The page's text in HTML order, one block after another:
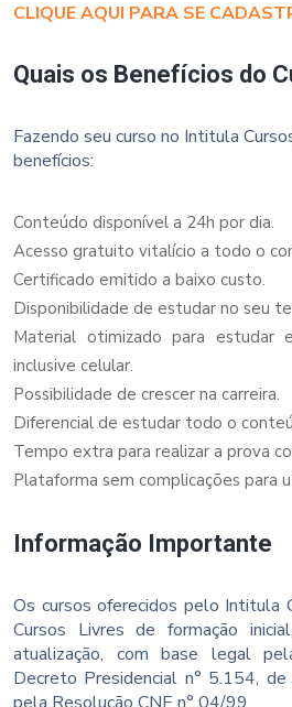
CLIQUE AQUI PARA SE
Quais os Benefícios do
Fazendo seu curso no Intitula
benefícios:
Conteúdo disponível a 24h por dia.
Acesso gratuito vitalício a todo o
Certificado emitido a baixo custo.
Disponibilidade de estudar no seu
Material otimizado para estudar
inclusive celular.
Possibilidade de crescer na carreira.
Diferencial de estudar todo o
Tempo extra para realizar a prova
Plataforma sem complicações para
Informação Importante
Os cursos oferecidos pelo Intitula
Cursos Livres de formação
atualização, com base legal
Decreto Presidencial n° 5.154,